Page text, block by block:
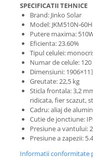
SPECIFICATII TEHNICE
Brand: Jinko Solar
Model: JKM510N-
Putere maxima:
Eficienta: 23.60%
Tipul celulei:
Numar de celule: 120
Dimensiuni:
Greutate: 22,5 kg
Sticla frontala: 3,2
ridicata, fier scazut,
Cadru: aliaj de
Cutie de jonctiune:
Presiune a vantului:
Presiune a zapezii:
Informatii conformitate